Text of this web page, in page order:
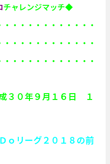
チャレンジマッチ◆
・・・・・・・・・・・
・・・・・・・・・・・
・・・・・・・・・・・
３０年９月１６日 １
ｏリーグ２０１８の前